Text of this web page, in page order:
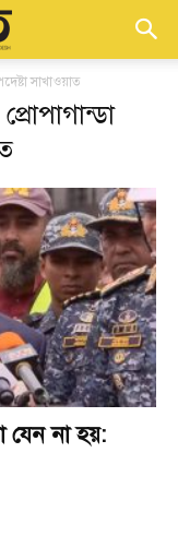
সাখাওয়াত
যেন না হয়: